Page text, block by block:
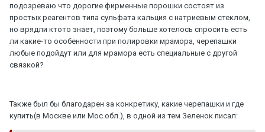
подозреваю что дорогие фирменные порошки состоят из
простых реагентов типа сульфата кальция с натриевым стеклом,
но врядли ктото знает, поэтому больше хотелось спросить есть
ли какие-то особенности при полировки мрамора, черепашки
любые подойдут или для мрамора есть специальные с другой
связкой?
Также был бы благодарен за конкретику, какие черепашки и где
купить(в Москве или Мос.обл.), в одной из тем Зеленок писал: